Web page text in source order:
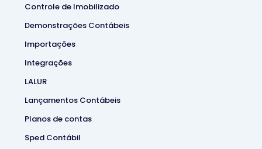
Controle de Imobilizado
Demonstrações Contábeis
Importações
Integrações
LALUR
Lançamentos Contábeis
Planos de contas
Sped Contábil